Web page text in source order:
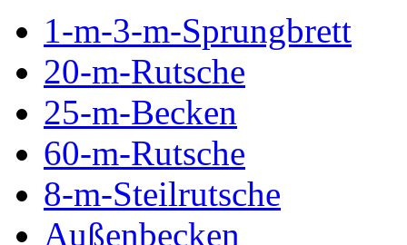
1-m-3-m-Sprungbrett
20-m-Rutsche
25-m-Becken
60-m-Rutsche
8-m-Steilrutsche
Außenbecken